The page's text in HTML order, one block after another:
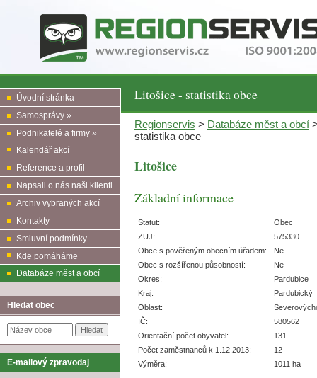
Litošice - statistika obce
Úvodní stránka
Samosprávy »
Podnikatelé a firmy »
Kalendář akcí
Reference a profil
Napsali o nás naši klienti
Archiv vybraných akcí
Kontakty
Smluvní podmínky
Kde pomáháme
Databáze měst a obcí
Hledat obec
E-mailový zpravodaj
Regionservis > Databáze měst a obcí
statistika obce
Litošice
Základní informace
Statut:
Obec
ZUJ:
575330
Obce s pověřeným obecním úřadem:
Ne
Obec s rozšířenou působností:
Ne
Okres:
Pardubice
Kraj:
Pardubický
Oblast:
IČ:
580562
Orientační počet obyvatel:
131
Počet zaměstnanců k 1.12.2013:
12
Výměra:
1011 ha